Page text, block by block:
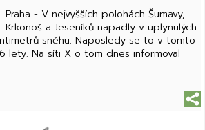
Praha - V nejvyšších polohách Šumavy,
Krkonoš a Jeseníků napadly v uplynulých
sněhu. Naposledy se to v tomto
lety. Na síti X o tom dnes informoval